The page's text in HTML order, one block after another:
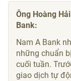
Ông Hoàng
Bank:
Nam A Bank
những chuẩn
cuối tuần.
giao dịch tự